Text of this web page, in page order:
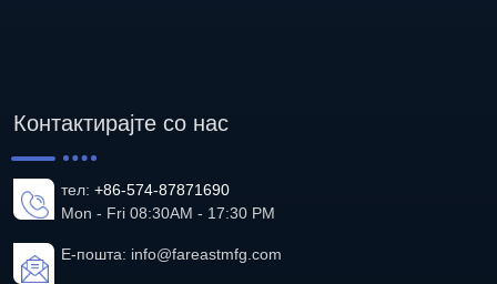
Контактирајте со нас
тел: +86-574-87871690
Mon - Fri 08:30AM - 17:30 PM
Е-пошта: info@fareastmfg.com